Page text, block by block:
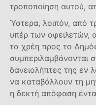
τροποποίηση αυτού,
Ύστερα, λοιπόν, από
υπέρ των οφειλετών,
τα χρέη προς το
συμπεριλαμβάνονται
δανειολήπτες της εν
να καταβάλλουν τη
η δεκτή απόφαση